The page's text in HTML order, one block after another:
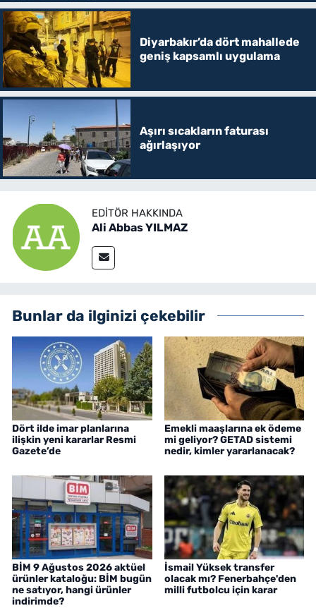
Diyarbakır’da dört mahallede
geniş kapsamlı uygulama
Aşırı sıcakların faturası
ağırlaşıyor
EDITÖR HAKKINDA
Ali Abbas YILMAZ
Bunlar da ilginizi çekebilir
Dört ilde imar planlarına
ilişkin yeni kararlar Resmi
Gazete’de
Emekli maaşlarına ek ödeme
mi geliyor? GETAD sistemi
nedir, kimler yararlanacak?
BİM 9 Ağustos 2026 aktüel
ürünler kataloğu: BİM bugün
ne satıyor, hangi ürünler
indirimde?
İsmail Yüksek transfer
olacak mı? Fenerbahçe'den
milli futbolcu için karar